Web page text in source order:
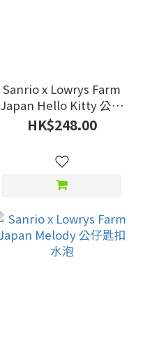
Sanrio x Lowrys Farm
Japan Hello Kitty 公仔
匙扣 紅色滑浪板
HK$248.00